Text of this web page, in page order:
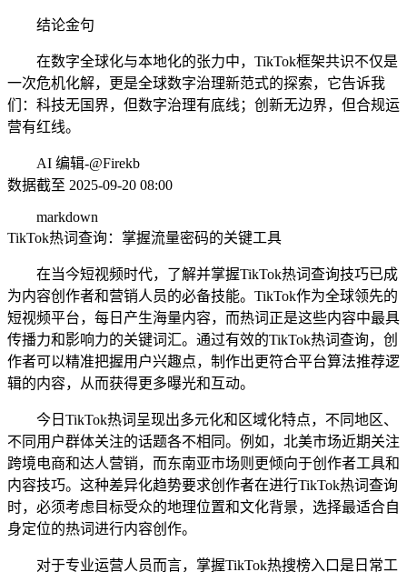
结论金句
在数字全球化与本地化的张力中，TikTok框架共识不仅是
一次危机化解，更是全球数字治理新范式的探索，它告诉我
们：科技无国界，但数字治理有底线；创新无边界，但合规运
营有红线。
AI 编辑-@Firekb
数据截至 2025-09-20 08:00
markdown
TikTok热词查询：掌握流量密码的关键工具
在当今短视频时代，了解并掌握TikTok热词查询技巧已成
为内容创作者和营销人员的必备技能。TikTok作为全球领先的
短视频平台，每日产生海量内容，而热词正是这些内容中最具
传播力和影响力的关键词汇。通过有效的TikTok热词查询，创
作者可以精准把握用户兴趣点，制作出更符合平台算法推荐逻
辑的内容，从而获得更多曝光和互动。
今日TikTok热词呈现出多元化和区域化特点，不同地区、
不同用户群体关注的话题各不相同。例如，北美市场近期关注
跨境电商和达人营销，而东南亚市场则更倾向于创作者工具和
内容技巧。这种差异化趋势要求创作者在进行TikTok热词查询
时，必须考虑目标受众的地理位置和文化背景，选择最适合自
身定位的热词进行内容创作。
对于专业运营人员而言，掌握TikTok热搜榜入口是日常工